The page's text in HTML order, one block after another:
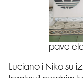
pave
Luciano i Niko su